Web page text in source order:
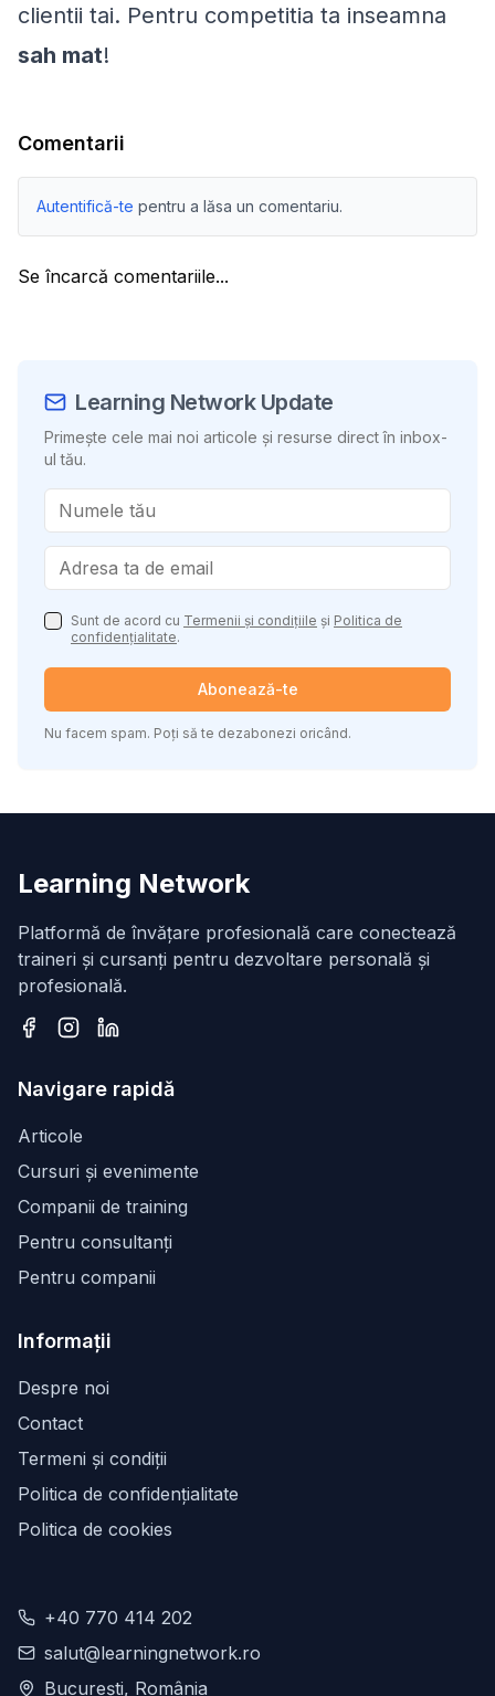
clientii tai. Pentru competitia ta inseamna
sah mat!
Comentarii
Autentifică-te pentru a lăsa un comentariu.
Se încarcă comentariile...
Learning Network Update
Primește cele mai noi articole și resurse direct în inbox-
ul tău.
Sunt de acord cu Termenii și condițiile și Politica de
confidențialitate.
Abonează-te
Nu facem spam. Poți să te dezabonezi oricând.
Learning Network
Platformă de învățare profesională care conectează
traineri și cursanți pentru dezvoltare personală și
profesională.
Navigare rapidă
Articole
Cursuri și evenimente
Companii de training
Pentru consultanți
Pentru companii
Informații
Despre noi
Contact
Termeni și condiții
Politica de confidențialitate
Politica de cookies
+40 770 414 202
salut@learningnetwork.ro
București, România